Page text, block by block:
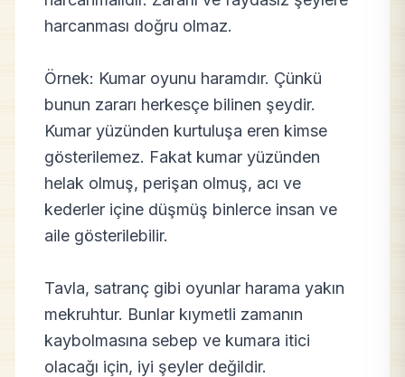
harcanması doğru olmaz.
Örnek: Kumar oyunu haramdır. Çünkü
bunun zararı herkesçe bilinen şeydir.
Kumar yüzünden kurtuluşa eren kimse
gösterilemez. Fakat kumar yüzünden
helak olmuş, perişan olmuş, acı ve
kederler içine düşmüş binlerce insan ve
aile gösterilebilir.
Tavla, satranç gibi oyunlar harama yakın
mekruhtur. Bunlar kıymetli zamanın
kaybolmasına sebep ve kumara itici
olacağı için, iyi şeyler değildir.